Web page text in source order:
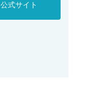
公式サイト